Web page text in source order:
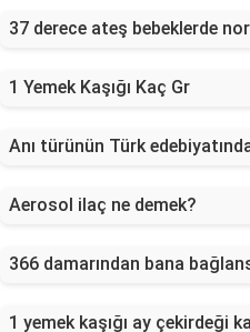
37 derece ateş bebeklerde
1 Yemek Kaşığı Kaç Gr
Anı türünün Türk
Aerosol ilaç ne demek?
366 damarından bana
1 yemek kaşığı ay çekirdeği